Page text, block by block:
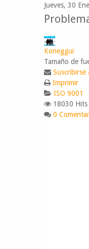
Jueves, 30
Koneggui
Tamaño de
Suscribirse
Imprimir
ISO 9001
18030 Hits
0